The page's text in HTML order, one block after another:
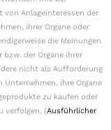
Anlageinteressen der
ihrer Organe oder
die Meinungen
der Organe ihrer
nicht als Aufforderung
Unternehmen, ihre Organe
zu kaufen oder
verfolgen. (Ausführlicher